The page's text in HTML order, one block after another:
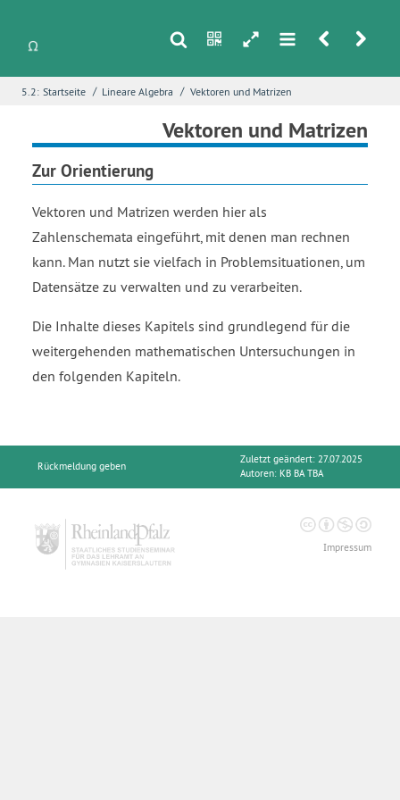
s n h m r u
5.2: Startseite / Lineare Algebra / Vektoren und Matrizen
Vektoren und Matrizen
Zur Orientierung
Vektoren und Matrizen werden hier als
Zahlenschemata eingeführt, mit denen man rechnen
kann. Man nutzt sie vielfach in Problemsituationen, um
Datensätze zu verwalten und zu verarbeiten.
Die Inhalte dieses Kapitels sind grundlegend für die
weitergehenden mathematischen Untersuchungen in
den folgenden Kapiteln.
Rückmeldung geben
Zuletzt geändert: 27.07.2025
Autoren: KB BA TBA
Impressum
Seite*